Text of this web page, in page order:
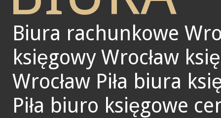
Biura rachunkowe
księgowy Wrocław
Wrocław Piła biura
Piła biuro księgowe